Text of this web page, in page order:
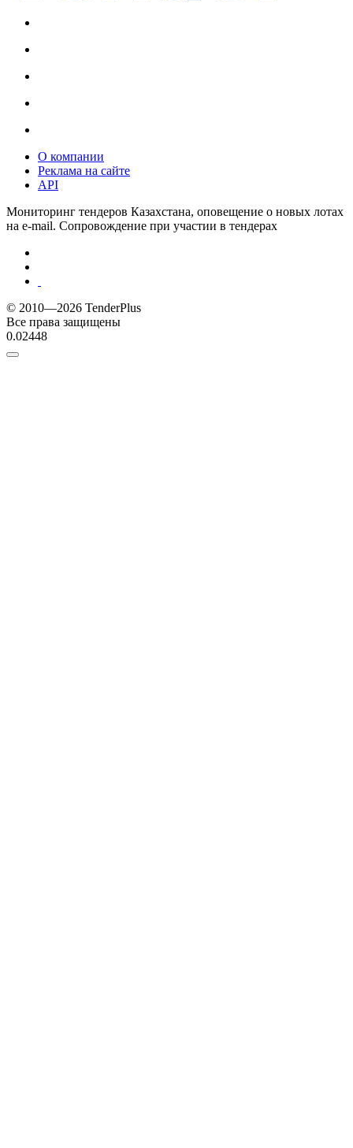
О компании
Реклама на сайте
API
Мониторинг тендеров Казахстана, оповещение о новых лотах
на e-mail. Сопровождение при участии в тендерах
© 2010—2026 TenderPlus
Все права защищены
0.02448